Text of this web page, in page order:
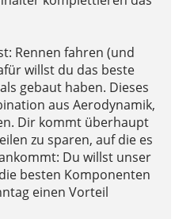
Rennen fahren (und
willst du das beste
gebaut haben. Dieses
aus Aerodynamik,
Dir kommt überhaupt
zu sparen, auf die es
Du willst unser
besten Komponenten
einen Vorteil